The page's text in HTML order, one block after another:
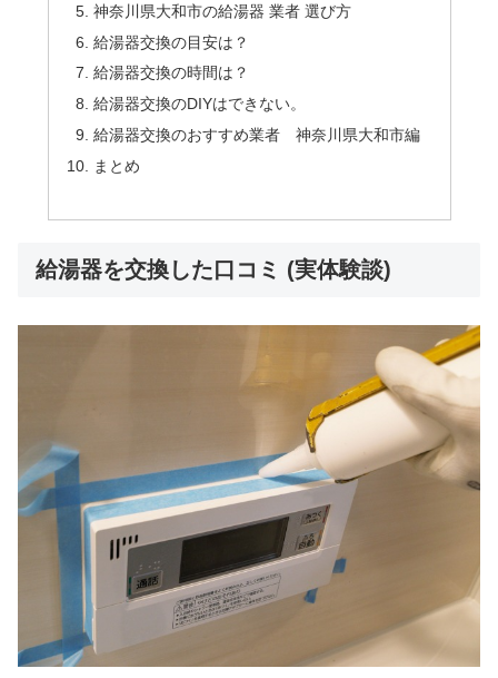
神奈川県大和市の給湯器 業者 選び方
給湯器交換の目安は？
給湯器交換の時間は？
給湯器交換のDIYはできない。
給湯器交換のおすすめ業者 神奈川県大和市編
まとめ
給湯器を交換した口コミ (実体験談)